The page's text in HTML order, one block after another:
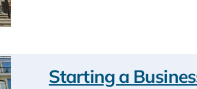
Starting a